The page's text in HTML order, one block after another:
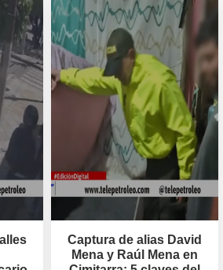
Captura de alias David
Mena y Raúl Mena en